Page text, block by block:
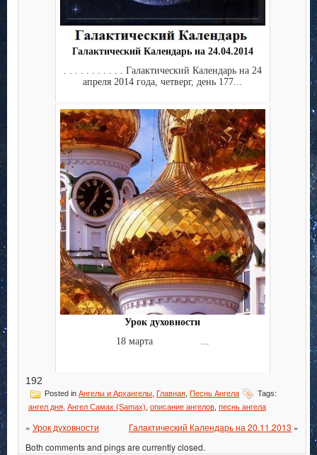
Галактический Календарь на 24.04.2014
. . . . . . . . . . . Галактический Календарь на 24
апреля 2014 года, четверг, день 177...
Урок духовности
18 марта ...
192
Posted in Ангелы и Архангелы Главная Песнь Ангела
Tags:
ангел дня, Ангел Самах (Samax), описание ангелов, песнь ангела
« Урок духовности Галактический Календарь на 20.11.2013 »
Both comments and pings are currently closed.